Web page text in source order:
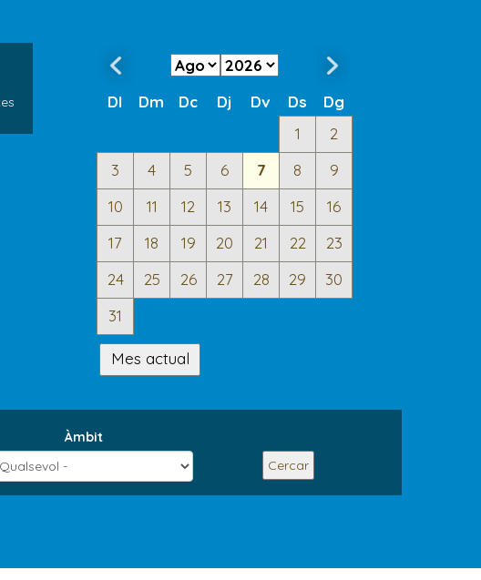
Dl Dm Dc Dj Dv Ds
Dg
1
2
3
4 5 6 7 8
9
10
11 12 13 14 15
16
17
18 19 20 21 22
23
24
25 26 27 28 29
30
31
Mes actual
Àmbit
Cercar